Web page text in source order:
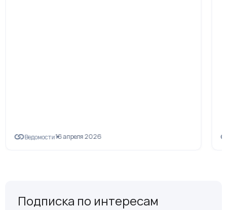
Ведомости16 апреля 2026
Подписка по интересам